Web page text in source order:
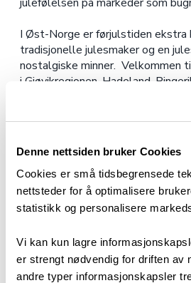
Denne nettsiden bruker Cookies
Cookies er små tidsbegrensede
nettsteder for å optimalisere
statistikk og personalisere
Vi kan kun lagre
er strengt nødvendig for driften av
andre typer informasjonskapsler
I Øst-Norge er førjulstiden ekstra
tradisjonelle julesmaker og en
nostalgiske minner. Velkommen
i Gjøvikregionen, Hadeland,
Elverum og Kongsvinger! Her er
Her finner du julemarkedene som
turistkontorets medlemmer.